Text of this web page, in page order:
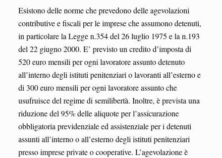
Esistono delle norme che prevedono delle agevolazioni
contributive e fiscali per le imprese che assumono detenuti,
in particolare la Legge n.354 del 26 luglio 1975 e la n.193
del 22 giugno 2000. E’ previsto un credito d’imposta di
520 euro mensili per ogni lavoratore assunto detenuto
all’interno degli istituti penitenziari o lavoranti all’esterno e
di 300 euro mensili per ogni lavoratore assunto che
usufruisce del regime di semilibertà. Inoltre, è prevista una
riduzione del 95% delle aliquote per l’assicurazione
obbligatoria previdenziale ed assistenziale per i detenuti
assunti all’interno o all’esterno degli istituti penitenziari
presso imprese private o cooperative. L’agevolazione è